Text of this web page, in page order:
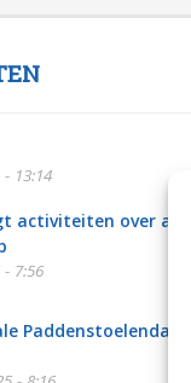
13:14
activiteiten over aan
7:56
Paddenstoelendag